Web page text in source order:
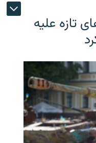
تازه علیه